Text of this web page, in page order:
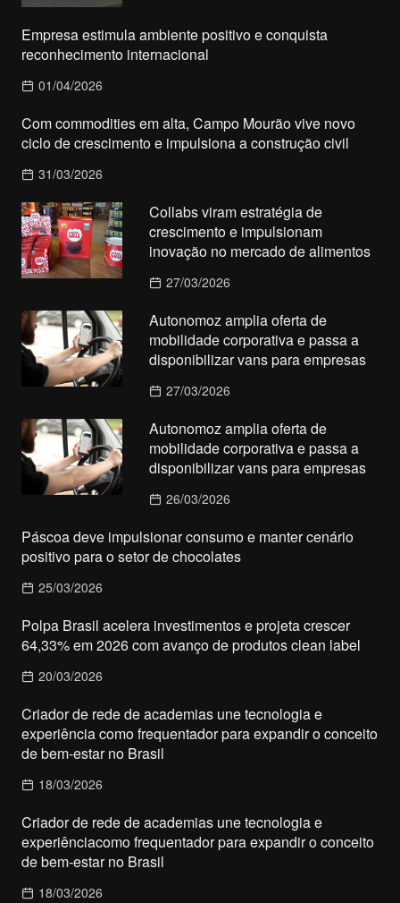
Empresa estimula ambiente positivo e conquista
reconhecimento internacional
01/04/2026
Com commodities em alta, Campo Mourão vive novo
ciclo de crescimento e impulsiona a construção civil
31/03/2026
Collabs viram estratégia de
crescimento e impulsionam
inovação no mercado de alimentos
27/03/2026
Autonomoz amplia oferta de
mobilidade corporativa e passa a
disponibilizar vans para empresas
27/03/2026
Autonomoz amplia oferta de
mobilidade corporativa e passa a
disponibilizar vans para empresas
26/03/2026
Páscoa deve impulsionar consumo e manter cenário
positivo para o setor de chocolates
25/03/2026
Polpa Brasil acelera investimentos e projeta crescer
64,33% em 2026 com avanço de produtos clean label
20/03/2026
Criador de rede de academias une tecnologia e
experiência como frequentador para expandir o conceito
de bem-estar no Brasil
18/03/2026
Criador de rede de academias une tecnologia e
experiênciacomo frequentador para expandir o conceito
de bem-estar no Brasil
18/03/2026